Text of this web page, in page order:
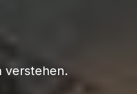
verstehen.